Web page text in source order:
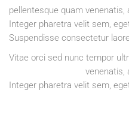
pellentesque quam
Integer pharetra velit sem,
Suspendisse consectetur
Vitae orci sed nunc tempor
venenatis,
Integer pharetra velit sem,